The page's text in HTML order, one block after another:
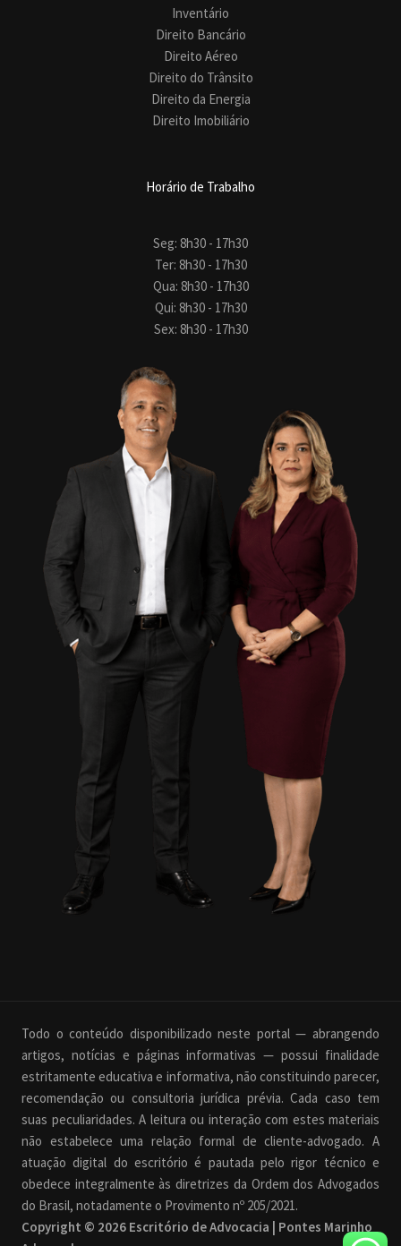
Inventário
Direito Bancário
Direito Aéreo
Direito do Trânsito
Direito da Energia
Direito Imobiliário
Horário de Trabalho
Seg: 8h30 - 17h30
Ter: 8h30 - 17h30
Qua: 8h30 - 17h30
Qui: 8h30 - 17h30
Sex: 8h30 - 17h30
Todo o conteúdo disponibilizado neste portal — abrangendo
artigos, notícias e páginas informativas — possui finalidade
estritamente educativa e informativa, não constituindo parecer,
recomendação ou consultoria jurídica prévia. Cada caso tem
suas peculiaridades. A leitura ou interação com estes materiais
não estabelece uma relação formal de cliente-advogado. A
atuação digital do escritório é pautada pelo rigor técnico e
obedece integralmente às diretrizes da Ordem dos Advogados
do Brasil, notadamente o Provimento nº 205/2021.
Copyright © 2026 Escritório de Advocacia | Pontes Marinho